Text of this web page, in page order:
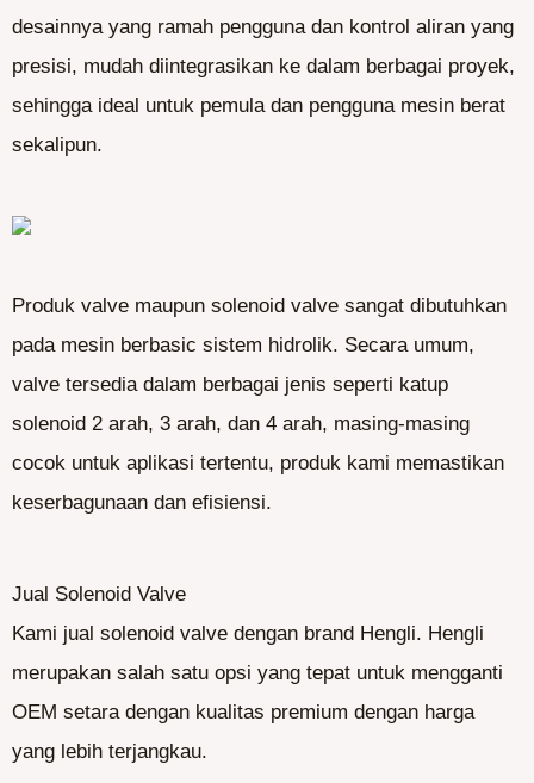
desainnya yang ramah pengguna dan kontrol aliran yang
presisi, mudah diintegrasikan ke dalam berbagai proyek,
sehingga ideal untuk pemula dan pengguna mesin berat
sekalipun.
Produk valve maupun solenoid valve sangat dibutuhkan
pada mesin berbasic sistem hidrolik. Secara umum,
valve tersedia dalam berbagai jenis seperti katup
solenoid 2 arah, 3 arah, dan 4 arah, masing-masing
cocok untuk aplikasi tertentu, produk kami memastikan
keserbagunaan dan efisiensi.
Jual Solenoid Valve
Kami jual solenoid valve dengan brand Hengli. Hengli
merupakan salah satu opsi yang tepat untuk mengganti
OEM setara dengan kualitas premium dengan harga
yang lebih terjangkau.